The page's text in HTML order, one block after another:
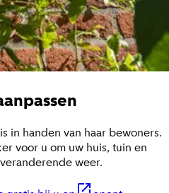
in handen van haar bewoners.
voor u om uw huis, tuin en
weer.